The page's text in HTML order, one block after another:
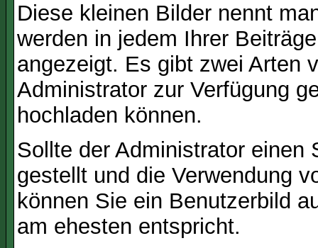
Diese kleinen Bilder nennt
werden in jedem Ihrer
angezeigt. Es gibt zwei Arten
Administrator zur Verfügung
hochladen können.
Sollte der Administrator einen
gestellt und die Verwendung
können Sie ein Benutzerbild
am ehesten entspricht.